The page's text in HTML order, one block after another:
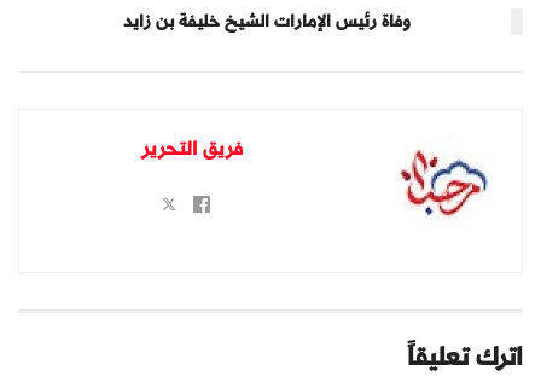
وفاة رئيس الإمارات الشيخ خليفة بن زايد
فريق التحرير
اترك تعليقاً